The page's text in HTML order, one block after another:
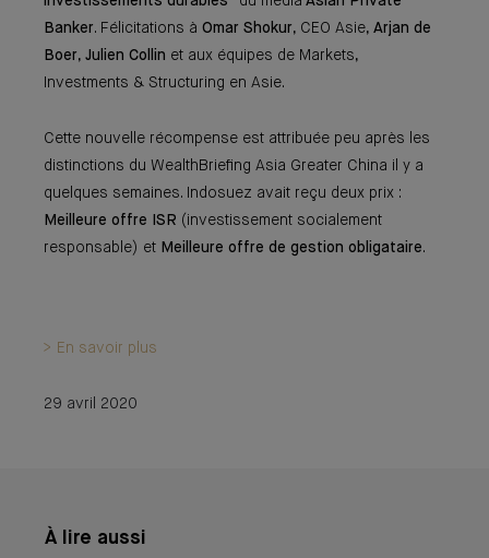
Banker. Félicitations à Omar Shokur, CEO Asie, Arjan de
Boer, Julien Collin et aux équipes de Markets,
Investments & Structuring en Asie.
Cette nouvelle récompense est attribuée peu après les
distinctions du WealthBriefing Asia Greater China il y a
quelques semaines. Indosuez avait reçu deux prix :
Meilleure offre ISR (investissement socialement
responsable) et Meilleure offre de gestion obligataire.
> En savoir plus
29 avril 2020
À lire aussi